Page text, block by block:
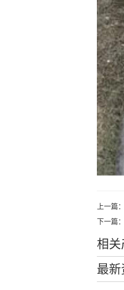
上一篇：
下一篇：
相关
最